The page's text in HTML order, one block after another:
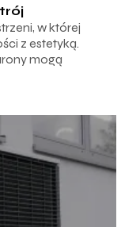
w której
z estetyką.
mogą